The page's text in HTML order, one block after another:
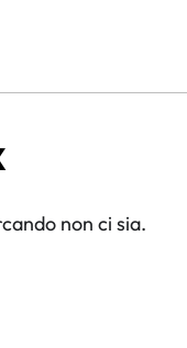
non ci sia.